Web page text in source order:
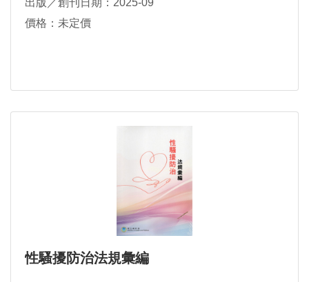
出版／創刊日期：2025-09
價格：未定價
性騷擾防治法規彙編